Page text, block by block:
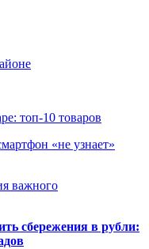
топ-10 товаров
«не узнает»
важного
сбережения в рубли: